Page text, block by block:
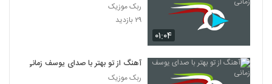
۰۱:۰۴
ربک موزیک
۲۹ بازدید
آهنگ از تو بهتر با صدای یوسف زمانی
ربک موزیک